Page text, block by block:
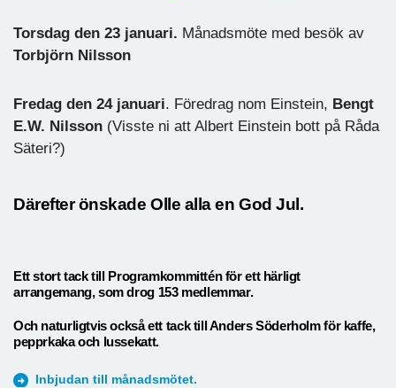
Torsdag den 23 januari. Månadsmöte med besök av
Torbjörn Nilsson
Fredag den 24 januari. Föredrag nom Einstein, Bengt
E.W. Nilsson (Visste ni att Albert Einstein bott på Råda
Säteri?)
Därefter önskade Olle alla en God Jul.
Ett stort tack till Programkommittén för ett härligt
arrangemang, som drog 153 medlemmar.
Och naturligtvis också ett tack till Anders Söderholm för kaffe,
pepprkaka och lussekatt.
Inbjudan till månadsmötet.